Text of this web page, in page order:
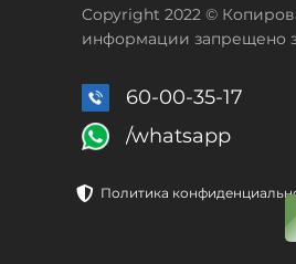
Copyright 2022 ©
информации запрещено
60-00-35-17
/whatsapp
Политика